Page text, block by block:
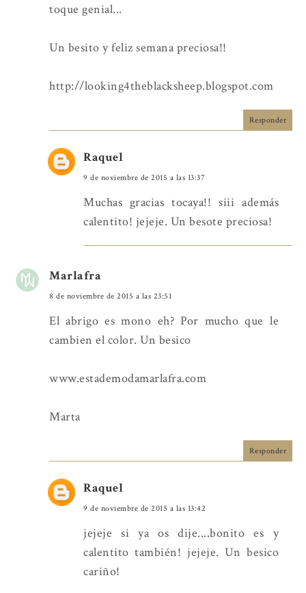
toque genial...
Un besito y feliz semana preciosa!!
http://looking4theblacksheep.blogspot.com
Responder
Raquel
9 de noviembre de 2015 a las 13:37
Muchas gracias tocaya!! siii además
calentito! jejeje. Un besote preciosa!
Marlafra
8 de noviembre de 2015 a las 23:51
El abrigo es mono eh? Por mucho que le
cambien el color. Un besico
www.estademodamarlafra.com
Marta
Responder
Raquel
9 de noviembre de 2015 a las 13:42
jejeje si ya os dije....bonito es y
calentito también! jejeje. Un besico
cariño!